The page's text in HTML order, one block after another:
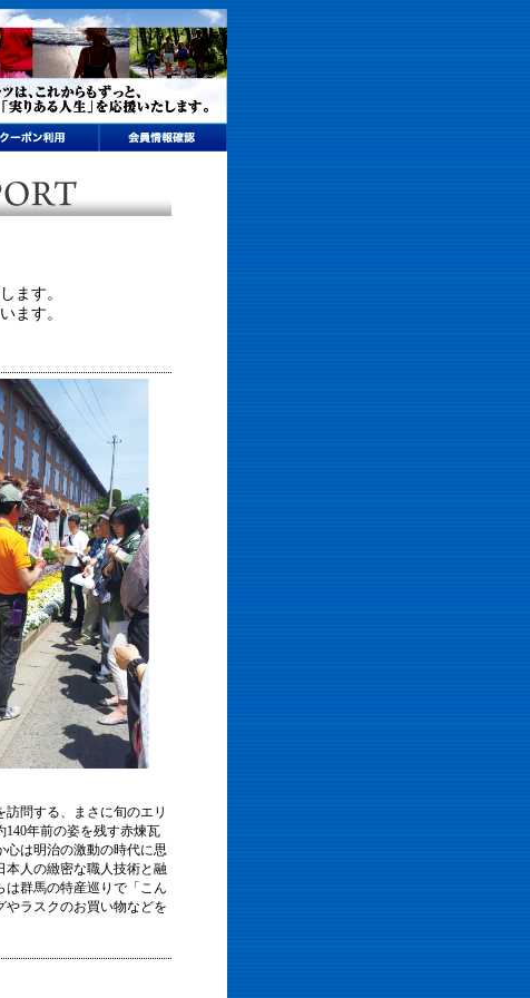
ます。
ます。
問する、まさに旬のエリ
年前の姿を残す赤煉瓦
心は明治の激動の時代に思
本人の緻密な職人技術と融
群馬の特産巡りで「こん
やラスクのお買い物などを